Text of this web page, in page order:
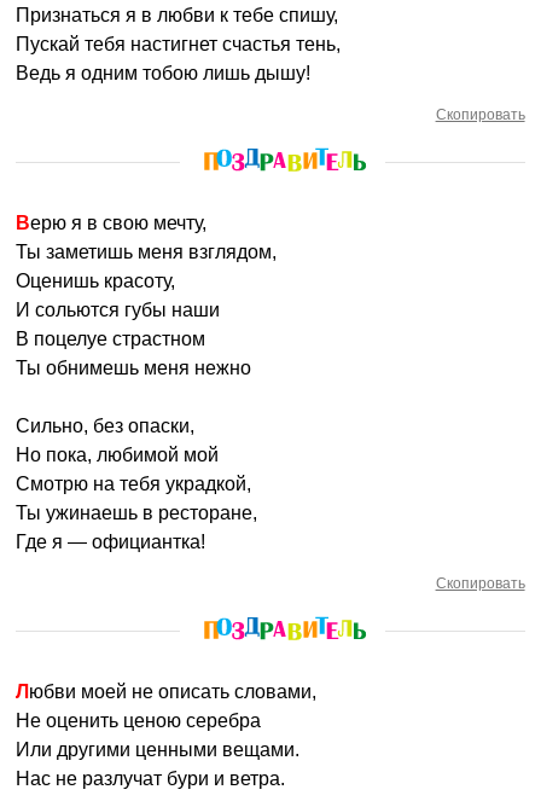
Признаться я в любви к тебе спишу,
Пускай тебя настигнет счастья тень,
Ведь я одним тобою лишь дышу!
Скопировать
Верю я в свою мечту,
Ты заметишь меня взглядом,
Оценишь красоту,
И сольются губы наши
В поцелуе страстном
Ты обнимешь меня нежно
Сильно, без опаски,
Но пока, любимой мой
Смотрю на тебя украдкой,
Ты ужинаешь в ресторане,
Где я — официантка!
Скопировать
Любви моей не описать словами,
Не оценить ценою серебра
Или другими ценными вещами.
Нас не разлучат бури и ветра.